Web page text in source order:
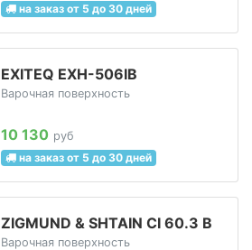
на заказ от 5 до 30 дней
EXITEQ EXH-506IB
Варочная поверхность
10 130 руб
на заказ от 5 до 30 дней
ZIGMUND & SHTAIN CI 60.3 B
Варочная поверхность